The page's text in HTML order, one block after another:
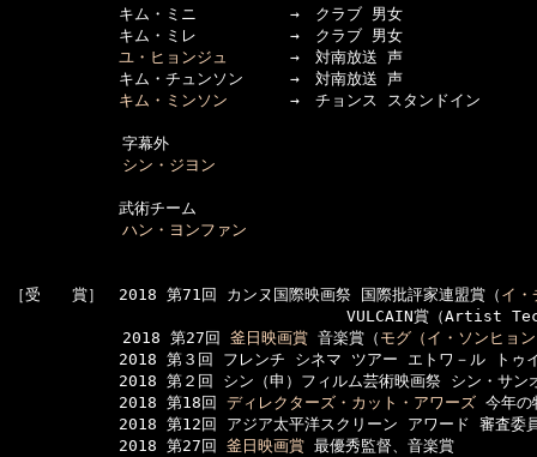
キム・ミニ　　　　　　→　クラブ 男女
キム・ミレ　　　　　　→　クラブ 男女
ユ・ヒョンジュ
→　対南放送 声
キム・チュンソン　　　→　対南放送 声
キム・ミンソン →　チョンス スタンドイン
  　　　　　　字幕外
シン・ジヨン
武術チーム
ハン・ヨンファン
［受　　賞］　2018 第71回 カンヌ国際映画祭 国際批評家連盟賞（ イ・
VULCAIN賞（Artist
  　　　　　　2018 第27回
釜日映画賞 音楽賞（ モグ（イ・ソンヒョ
2018 第３回 フレンチ シネマ ツアー エトワ－ル トゥイ
2018 第２回 シン（申）フィルム芸術映画祭 シン・サンオ
2018 第18回 ディレクターズ・カット・アワーズ 今年の
2018 第12回 アジア太平洋スクリーン アワード 審査委員
2018 第27回 釜日映画賞 最優秀監督、音楽賞